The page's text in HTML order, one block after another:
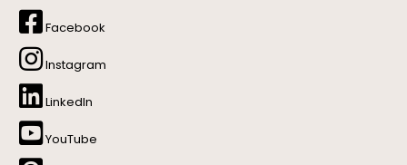
Facebook
Instagram
LinkedIn
YouTube